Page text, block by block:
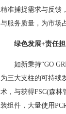
精准捕捉需求与反馈
与服务质量，为市场
绿色发展+责任
如新秉持“GO
为三大支柱的可持续
术，与获得FSC(森
装组件，大量使用